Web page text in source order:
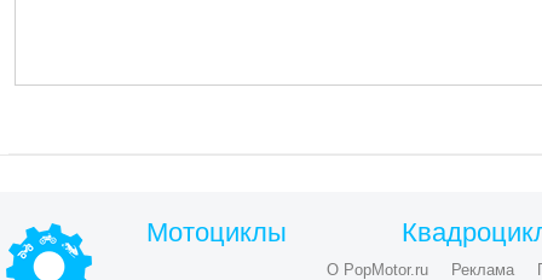
Мотоциклы
О PopMotor.ru Реклама